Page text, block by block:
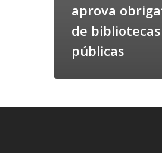
aprova
de
públicas